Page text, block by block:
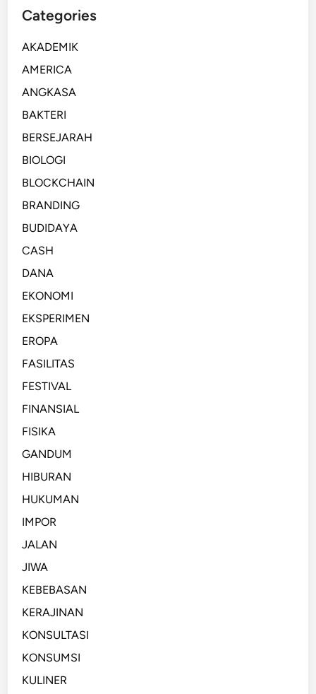
Categories
AKADEMIK
AMERICA
ANGKASA
BAKTERI
BERSEJARAH
BIOLOGI
BLOCKCHAIN
BRANDING
BUDIDAYA
CASH
DANA
EKONOMI
EKSPERIMEN
EROPA
FASILITAS
FESTIVAL
FINANSIAL
FISIKA
GANDUM
HIBURAN
HUKUMAN
IMPOR
JALAN
JIWA
KEBEBASAN
KERAJINAN
KONSULTASI
KONSUMSI
KULINER